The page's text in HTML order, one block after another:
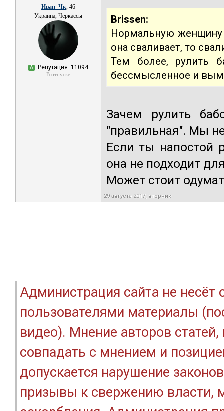
Иван_Чк, 46
Украина, Черкассы
А Репутация: 11094
В отпуске
Brissen:
Нормальную женщину
она сваливает, то
Тем более, рулить
бессмысленное и
Зачем рулить
"правильная". Мы
Если ты напостой
она не подходит
Может стоит
29 августа 2017, вторник
Администрация сайта не
пользователями материалы
видео). Мнение авторов
совпадать с мнением и
допускается нарушение
призывы к свержению власти,